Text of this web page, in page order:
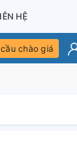
HỆ
chào giá